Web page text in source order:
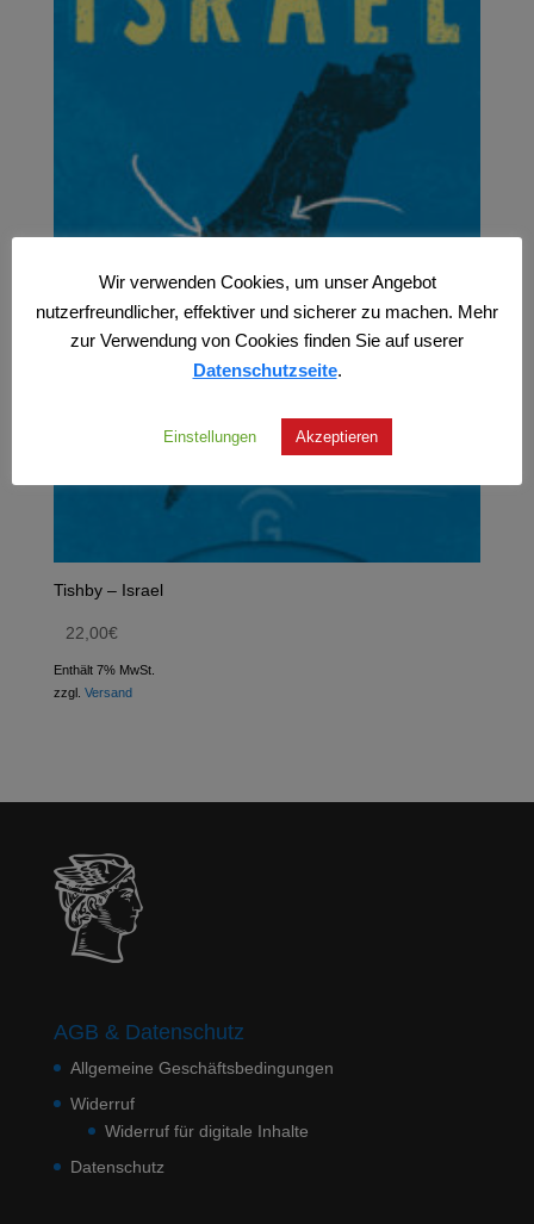
Tishby – Israel
22,00€
Enthält 7% MwSt.
zzgl. Versand
AGB & Datenschutz
Allgemeine Geschäftsbedingungen
Widerruf
Widerruf für digitale Inhalte
Datenschutz
Wir verwenden Cookies, um unser Angebot
nutzerfreundlicher, effektiver und sicherer zu machen. Mehr
zur Verwendung von Cookies finden Sie auf userer
Datenschutzseite.
Einstellungen Akzeptieren